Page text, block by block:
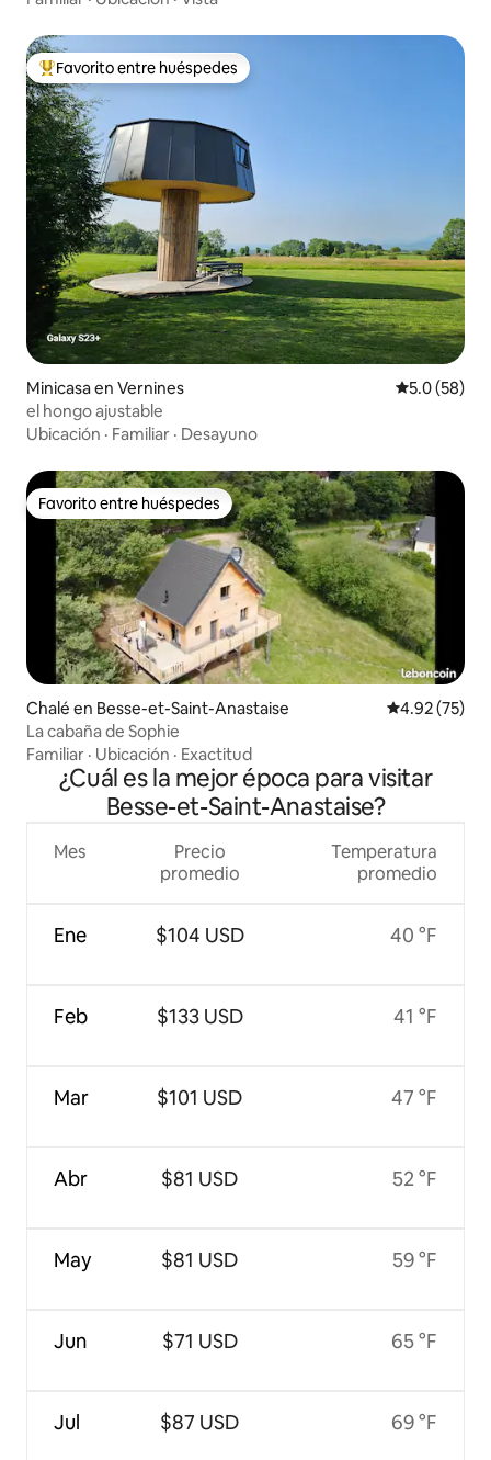
Favorito entre huéspedes preferido
Favorito entre huéspedes
Minicasa en Vernines Calificación
5.0 (58)
el hongo ajustable
Ubicación · Familiar · Desayuno
Favorito entre huéspedes
Favorito entre huéspedes
Chalé en Besse-et-Saint-Anastaise Calificación
4.92 (75)
La cabaña de Sophie
Familiar · Ubicación · Exactitud
¿Cuál es la mejor época para visitar
Besse-et-Saint-Anastaise?
Mes
Ene
Feb
Mar
Abr
May
Jun
Jul
Precio
promedio
$104 USD
$133 USD
$101 USD
$81 USD
$81 USD
$71 USD
$87 USD
Temperatura
promedio
40 °F
41 °F
47 °F
52 °F
59 °F
65 °F
69 °F